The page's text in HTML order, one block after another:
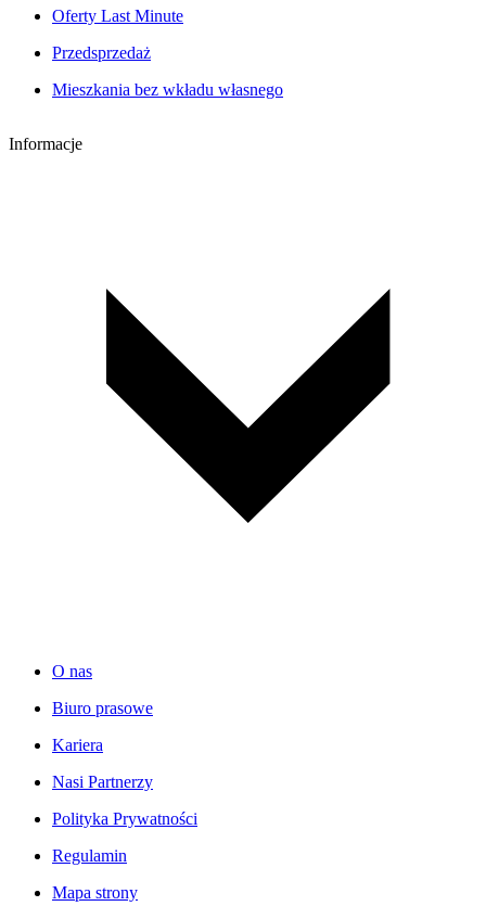
Oferty Last Minute
Przedsprzedaż
Mieszkania bez wkładu własnego
Informacje
O nas
Biuro prasowe
Kariera
Nasi Partnerzy
Polityka Prywatności
Regulamin
Mapa strony